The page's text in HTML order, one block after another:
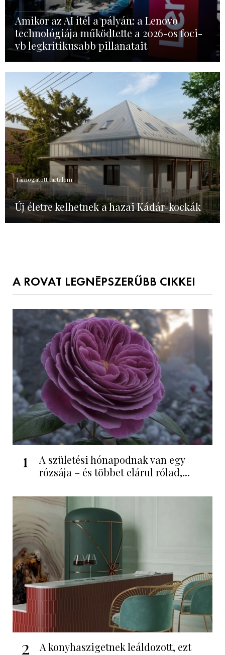
Amikor az AI ítél a pályán: a Lenovo
technológiája működtette a 2026-os foci-
vb legkritikusabb pillanatait
Támogatott tartalom
Új életre kelhetnek a hazai Kádár-kockák
A ROVAT LEGNÉPSZERŰBB CIKKEI
1
A születési hónapodnak van egy
rózsája – és többet elárul rólad,...
2
A konyhaszigetnek leáldozott, ezt